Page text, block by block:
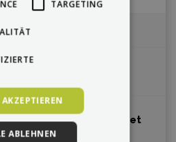
Bis jetzt nicht getestet
TARGETING
AKZEPTIEREN
ABLEHNEN